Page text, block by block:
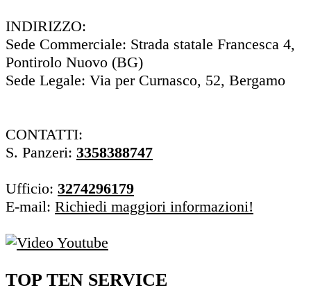
INDIRIZZO:
Sede Commerciale: Strada statale Francesca 4,
Pontirolo Nuovo (BG)
Sede Legale: Via per Curnasco, 52, Bergamo
CONTATTI:
S. Panzeri: 3358388747
Ufficio: 3274296179
E-mail: Richiedi maggiori informazioni!
TOP TEN SERVICE